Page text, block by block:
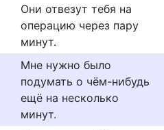
Они отвезут тебя на
операцию через пару
минут.
Мне нужно было
подумать о чём-нибудь
ещё на несколько
минут.